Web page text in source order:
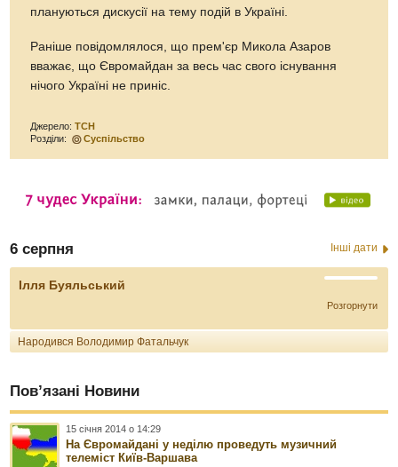
плануються дискусії на тему подій в Україні.
Раніше повідомлялося, що прем'єр Микола Азаров
вважає, що Євромайдан за весь час свого існування
нічого Україні не приніс.
Джерело:ТСН
Розділи:
Суспільство
6 серпня Інші дати
Ілля Буяльський
Розгорнути
Народився Володимир Фатальчук
Пов’язані Новини
15 січня 2014 о 14:29
На Євромайдані у неділю проведуть музичний
телеміст Київ-Варшава